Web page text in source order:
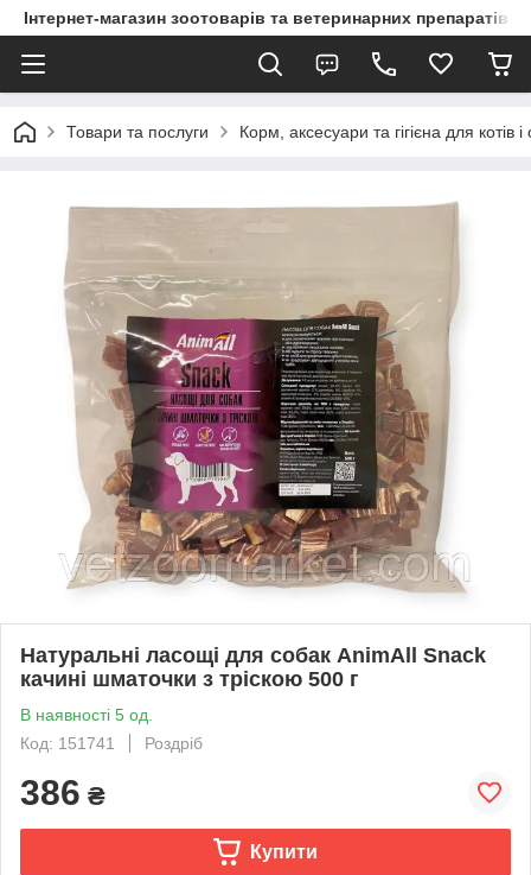
Інтернет-магазин зоотоварів та ветеринарних препаратів
Товари та послуги Корм, аксесуари та гігієна для котів і
Натуральні ласощі для собак AnimAll Snack
качині шматочки з тріскою 500 г
В наявності 5 од.
Код: 151741
Роздріб
386 ₴
Купити